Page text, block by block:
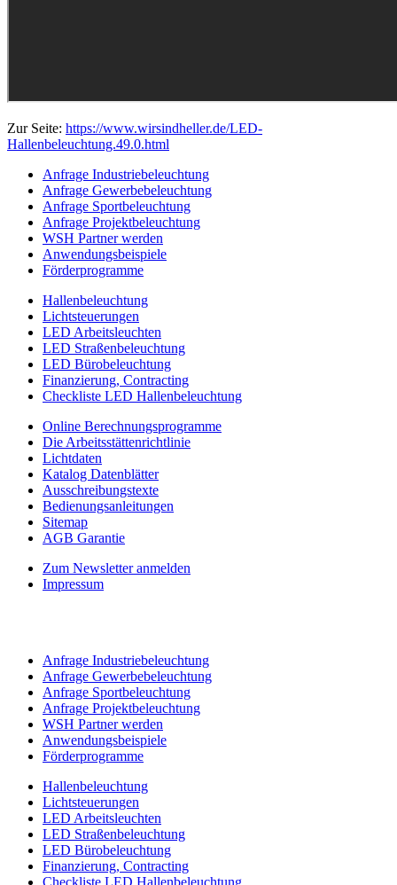
Zur Seite: https://www.wirsindheller.de/LED-
Hallenbeleuchtung.49.0.html
Anfrage Industriebeleuchtung
Anfrage Gewerbebeleuchtung
Anfrage Sportbeleuchtung
Anfrage Projektbeleuchtung
WSH Partner werden
Anwendungsbeispiele
Förderprogramme
Hallenbeleuchtung
Lichtsteuerungen
LED Arbeitsleuchten
LED Straßenbeleuchtung
LED Bürobeleuchtung
Finanzierung, Contracting
Checkliste LED Hallenbeleuchtung
Online Berechnungsprogramme
Die Arbeitsstättenrichtlinie
Lichtdaten
Katalog Datenblätter
Ausschreibungstexte
Bedienungsanleitungen
Sitemap
AGB Garantie
Zum Newsletter anmelden
Impressum
Anfrage Industriebeleuchtung
Anfrage Gewerbebeleuchtung
Anfrage Sportbeleuchtung
Anfrage Projektbeleuchtung
WSH Partner werden
Anwendungsbeispiele
Förderprogramme
Hallenbeleuchtung
Lichtsteuerungen
LED Arbeitsleuchten
LED Straßenbeleuchtung
LED Bürobeleuchtung
Finanzierung, Contracting